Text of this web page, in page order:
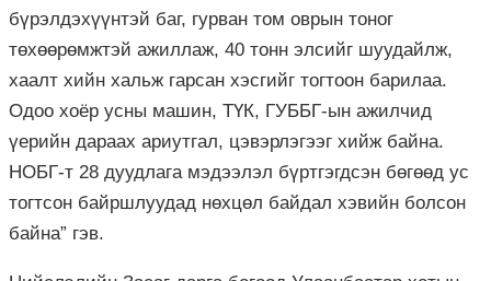
бүрэлдэхүүнтэй баг, гурван том оврын тоног
төхөөрөмжтэй ажиллаж, 40 тонн элсийг шуудайлж,
хаалт хийн хальж гарсан хэсгийг тогтоон барилаа.
Одоо хоёр усны машин, ТҮК, ГУББГ-ын ажилчид
үерийн дараах ариутгал, цэвэрлэгээг хийж байна.
НОБГ-т 28 дуудлага мэдээлэл бүртгэгдсэн бөгөөд ус
тогтсон байршлуудад нөхцөл байдал хэвийн болсон
байна” гэв.